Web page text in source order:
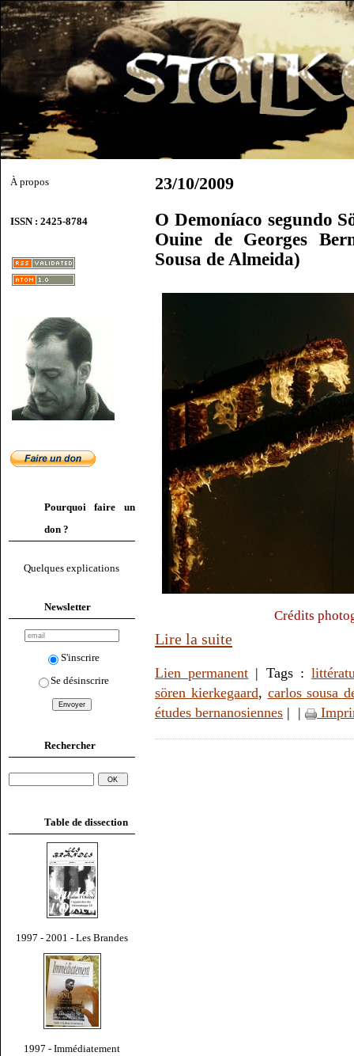
À propos
ISSN : 2425-8784
Pourquoi faire un
don ?
Quelques explications
Newsletter
S'inscrire
Se désinscrire
Rechercher
Table de dissection
1997 - 2001 - Les Brandes
1997 - Immédiatement
23/10/2009
O Demoníaco segundo
Ouine de Georges
Sousa de Almeida)
Crédits
Lire la suite
Lien permanent | Tags :
sören kierkegaard, carlos sousa
études bernanosiennes | |